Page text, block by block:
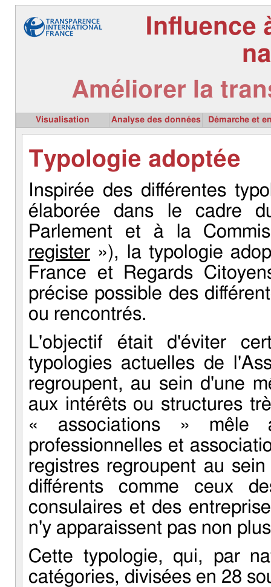
Influence
Améliorer la
Visualisation Analyse des données Démarche et
Typologie adoptée
Inspirée des différentes
élaborée dans le cadre
Parlement et à la
register »), la typologie
France et Regards
précise possible des
ou rencontrés.
L'objectif était d'éviter
typologies actuelles de
regroupent, au sein d'une
aux intérêts ou structures
« associations » mêle
professionnelles et
registres regroupent au
différents comme ceux
consulaires et des
n'y apparaissent pas non
Cette typologie, qui, par
catégories, divisées en 28